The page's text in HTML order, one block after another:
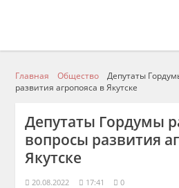
Главная Общество
Депутаты
развития агропояса в Якутске
Депутаты Гордумы
вопросы развития
Якутске
20.08.2022 17:41 0